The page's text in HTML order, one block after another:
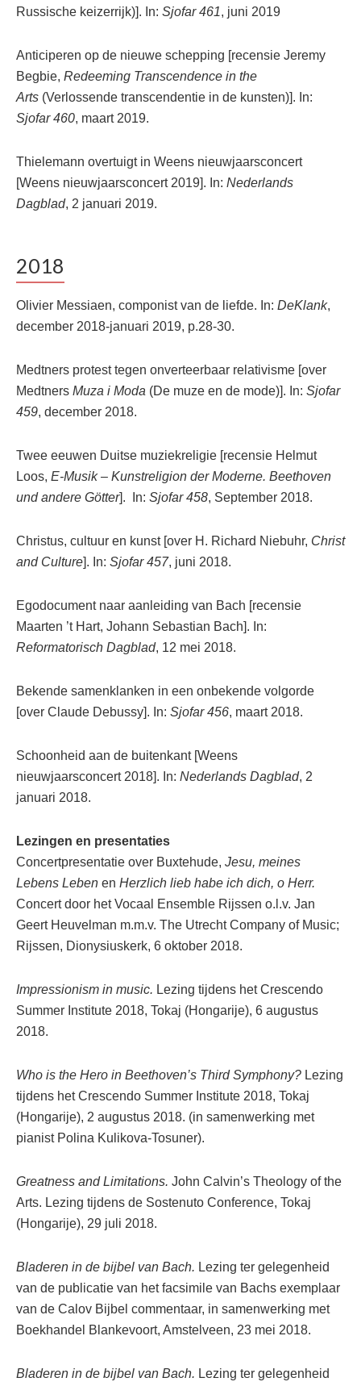
Russische keizerrijk)]. In: Sjofar 461, juni 2019
Anticiperen op de nieuwe schepping [recensie Jeremy
Begbie, Redeeming Transcendence in the
Arts (Verlossende transcendentie in de kunsten)]. In:
Sjofar 460, maart 2019.
Thielemann overtuigt in Weens nieuwjaarsconcert
[Weens nieuwjaarsconcert 2019]. In: Nederlands
Dagblad, 2 januari 2019.
2018
Olivier Messiaen, componist van de liefde. In: DeKlank,
december 2018-januari 2019, p.28-30.
Medtners protest tegen onverteerbaar relativisme [over
Medtners Muza i Moda (De muze en de mode)]. In: Sjofar
459, december 2018.
Twee eeuwen Duitse muziekreligie [recensie Helmut
Loos, E-Musik – Kunstreligion der Moderne. Beethoven
und andere Götter]. In: Sjofar 458, September 2018.
Christus, cultuur en kunst [over H. Richard Niebuhr, Christ
and Culture]. In: Sjofar 457, juni 2018.
Egodocument naar aanleiding van Bach [recensie
Maarten ’t Hart, Johann Sebastian Bach]. In:
Reformatorisch Dagblad, 12 mei 2018.
Bekende samenklanken in een onbekende volgorde
[over Claude Debussy]. In: Sjofar 456, maart 2018.
Schoonheid aan de buitenkant [Weens
nieuwjaarsconcert 2018]. In: Nederlands Dagblad, 2
januari 2018.
Lezingen en presentaties
Concertpresentatie over Buxtehude, Jesu, meines
Lebens Leben en Herzlich lieb habe ich dich, o Herr.
Concert door het Vocaal Ensemble Rijssen o.l.v. Jan
Geert Heuvelman m.m.v. The Utrecht Company of Music;
Rijssen, Dionysiuskerk, 6 oktober 2018.
Impressionism in music. Lezing tijdens het Crescendo
Summer Institute 2018, Tokaj (Hongarije), 6 augustus
2018.
Who is the Hero in Beethoven’s Third Symphony? Lezing
tijdens het Crescendo Summer Institute 2018, Tokaj
(Hongarije), 2 augustus 2018. (in samenwerking met
pianist Polina Kulikova-Tosuner).
Greatness and Limitations. John Calvin’s Theology of the
Arts. Lezing tijdens de Sostenuto Conference, Tokaj
(Hongarije), 29 juli 2018.
Bladeren in de bijbel van Bach. Lezing ter gelegenheid
van de publicatie van het facsimile van Bachs exemplaar
van de Calov Bijbel commentaar, in samenwerking met
Boekhandel Blankevoort, Amstelveen, 23 mei 2018.
Bladeren in de bijbel van Bach. Lezing ter gelegenheid